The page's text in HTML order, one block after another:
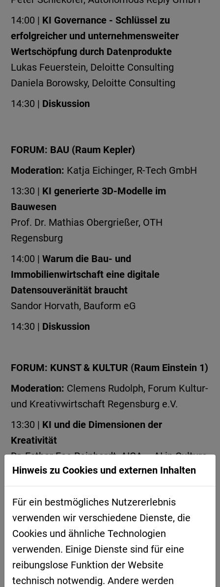
14:00 | KI Governance - Schlüssel zu
erfolgreicher und unternehmensweiter
Wertschöpfung durch Datenprodukte
Lukas Feuerstein, Deloitte Consulting
Daniela Borowsky, Deloitte Consulting
14:30 | Diskussion
FORUM: BAU (Raum Kepler)
Moderation: Katja Eichinger, R-Tech GmbH
13:30 | KI generierte 3D-Modelle im
Bauwesen
Prof. Dr. Mathias Obergrießer, OTH
Regensburg
14:00 | Warum die Bau- und
Immobilienwirtschaft eine digitale
Datensouveränität braucht
Sandor Horvath, Bauform eG
14:30 | Diskussion
FORUM: KUNST & KULTUR (Raum Einstein 1)
Moderation: Clemens Rudolph, Forum Kultur-
und Kreativwirtschaft Regensburg e.V.
13:30 | KI und die Dimensionen der
Kreativität
Dr. Esther Fee Reinhardt, AICA – AI in Culture
and Arts
Carola Kupfer, Autorin, Texterin, Ghostwriter;
Präsidentin des Bayerischen
Landesverbands der Kultur- und
Kreativwirtschaft BLVKK
14:30 | Diskussion
Hinweis zu Cookies und externen Inhalten
Für ein bestmögliches Nutzererlebnis
verwenden wir verschiedene Dienste, die
Cookies und ähnliche Technologien
verwenden. Einige Dienste sind für eine
reibungslose Funktion der Website
technisch notwendig. Andere werden